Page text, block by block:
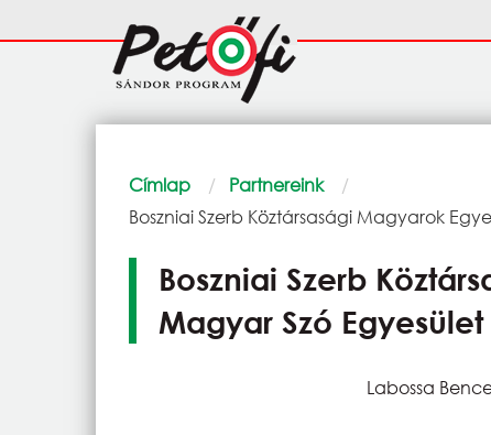
Fő
navigáció
Morzsa
Címlap
Partnereink
Current:
Boszniai Szerb Köztársasági Magyarok
Boszniai Szerb
Magyar Szó Egyesület
Labossa